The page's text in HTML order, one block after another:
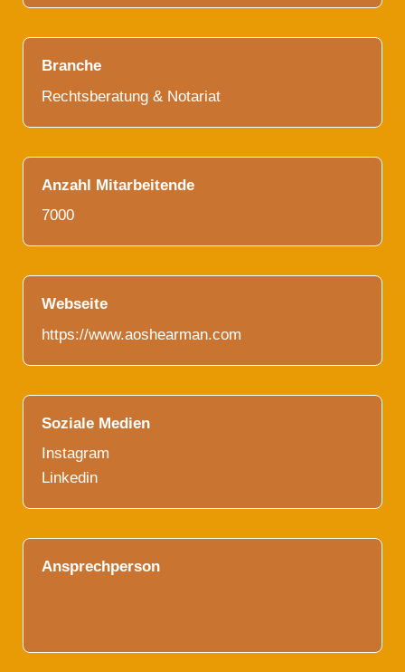
Branche
Rechtsberatung & Notariat
Anzahl Mitarbeitende
7000
Webseite
https://www.aoshearman.com
Soziale Medien
Instagram
Linkedin
Ansprechperson